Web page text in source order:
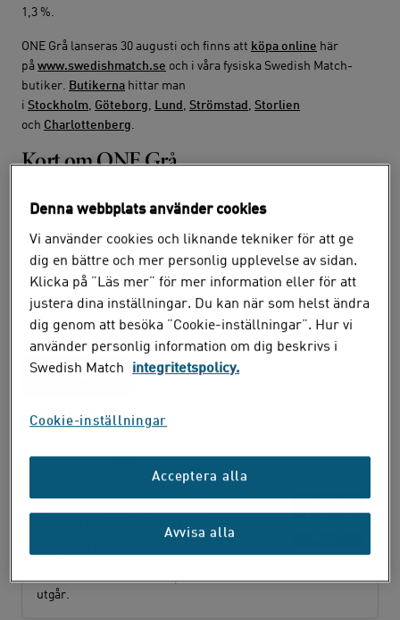
1,3 %.
ONE Grå lanseras 30 augusti och finns att köpa online här
på www.swedishmatch.se och i våra fysiska Swedish Match-
butiker. Butikerna hittar man
i Stockholm, Göteborg, Lund , Strömstad , Storlien
och Charlottenberg.
Kort om ONE Grå
White Portion
Format:Large
Antal prillor/dosa:
20 stycken
Nikotinhalt: 1,3 %
Vikt/portion: 1 gram
Köp ONE här
Läs nästa inlägg
9 juli 2026
Utgående ZYN och nya
utgår.
Denna webbplats använder cookies
Vi använder cookies och liknande tekniker för att ge
dig en bättre och mer personlig upplevelse av sidan.
Klicka på ”Läs mer” för mer information eller för att
justera dina inställningar. Du kan när som helst ändra
dig genom att besöka ”Cookie-inställningar”. Hur vi
använder personlig information om dig beskrivs i
Swedish Match
integritetspolicy.
Cookie-inställningar
Acceptera alla
Avvisa alla